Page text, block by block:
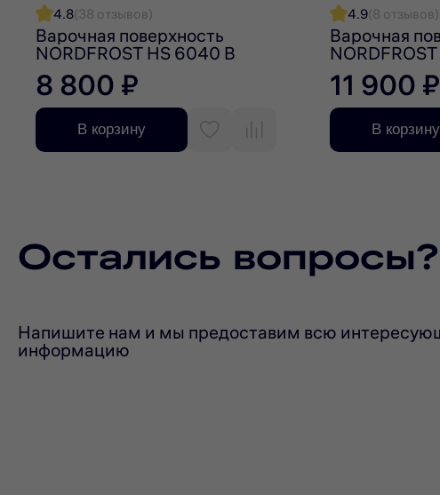
4.8(38 отзывов)
Варочная поверхность
NORDFROST HS 6040 B
8 800 ₽
В корзину
4.9(8 отзывов)
Варочная
11 900 ₽
В корзину
Остались вопросы?
Напишите нам и мы предоставим всю
информацию